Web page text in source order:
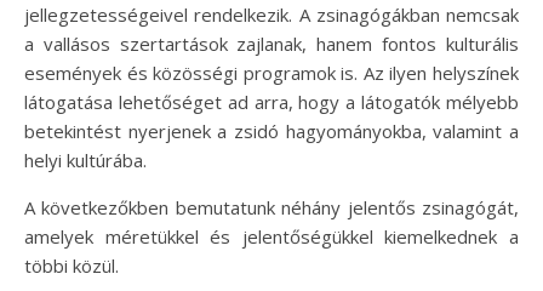
jellegzetességeivel rendelkezik. A zsinagógákban nemcsak
a vallásos szertartások zajlanak, hanem fontos kulturális
események és közösségi programok is. Az ilyen helyszínek
látogatása lehetőséget ad arra, hogy a látogatók mélyebb
betekintést nyerjenek a zsidó hagyományokba, valamint a
helyi kultúrába.
A következőkben bemutatunk néhány jelentős zsinagógát,
amelyek méretükkel és jelentőségükkel kiemelkednek a
többi közül.